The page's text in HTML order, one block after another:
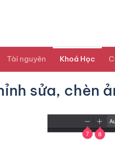
Tài nguyên Khoá Học
sửa, chèn